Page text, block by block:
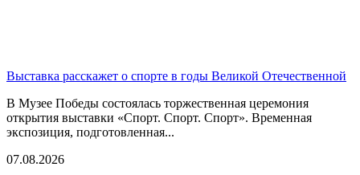
Выставка расскажет о спорте в годы Великой Отечественной
В Музее Победы состоялась торжественная церемония
открытия выставки «Спорт. Спорт. Спорт». Временная
экспозиция, подготовленная...
07.08.2026